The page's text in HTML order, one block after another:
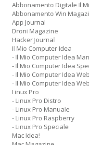
Abbonamento Digitale Il
Abbonamento Win
App Journal
Droni Magazine
Hacker Journal
Il Mio Computer Idea
- Il Mio Computer Idea
- Il Mio Computer Idea
- Il Mio Computer Idea Web
- Il Mio Computer Idea
Linux Pro
- Linux Pro Distro
- Linux Pro Manuale
- Linux Pro Raspberry
- Linux Pro Speciale
Mac Idea!